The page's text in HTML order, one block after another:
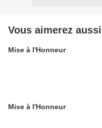
Vous aimerez aussi
Mise à l'Honneur
Mise à l'Honneur